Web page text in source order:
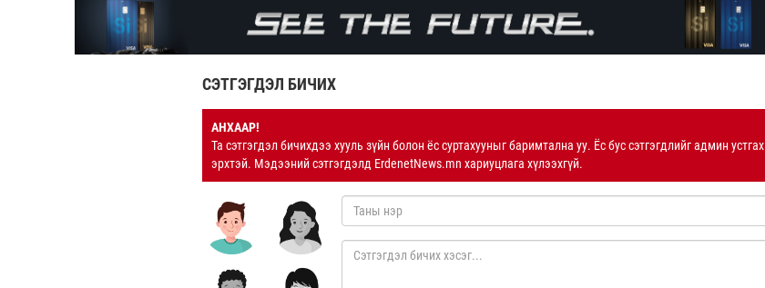
СЭТГЭГДЭЛ БИЧИХ
АНХААР!
Та сэтгэгдэл бичихдээ хууль зүйн болон ёс суртахууныг баримтална уу. Ёс бус сэтгэгдлийг админ устгах
эрхтэй. Мэдээний сэтгэгдэлд ErdenetNews.mn хариуцлага хүлээхгүй.